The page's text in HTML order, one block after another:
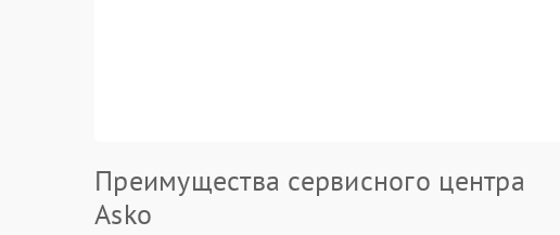
Преимущества сервисного центра
Asko